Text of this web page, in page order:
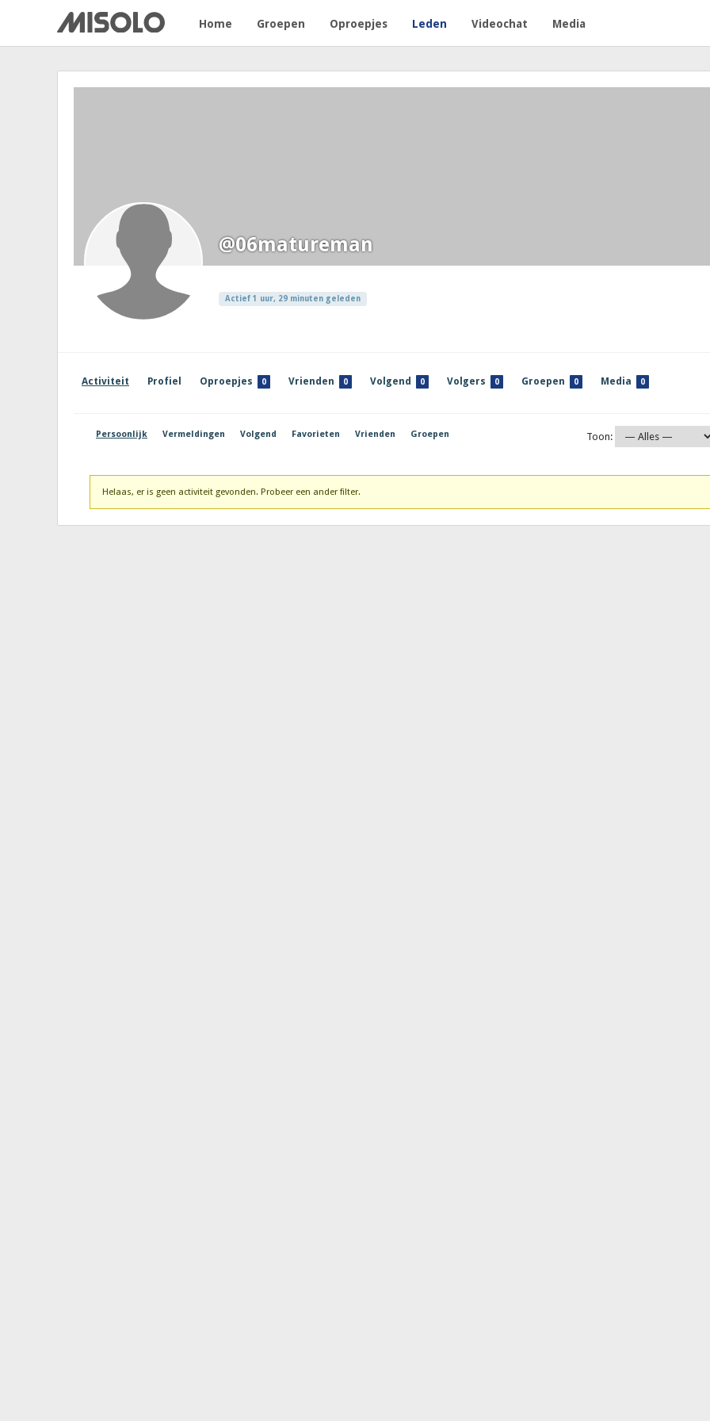
Home Groepen Oproepjes Leden Videochat Media
@06matureman
Actief 1 uur, 29 minuten geleden
Activiteit Profiel Oproepjes 0 Vrienden 0 Volgend 0 Volgers 0 Groepen 0 Media 0
Persoonlijk Vermeldingen Volgend Favorieten Vrienden Groepen Toon:
Helaas, er is geen activiteit gevonden. Probeer een ander filter.